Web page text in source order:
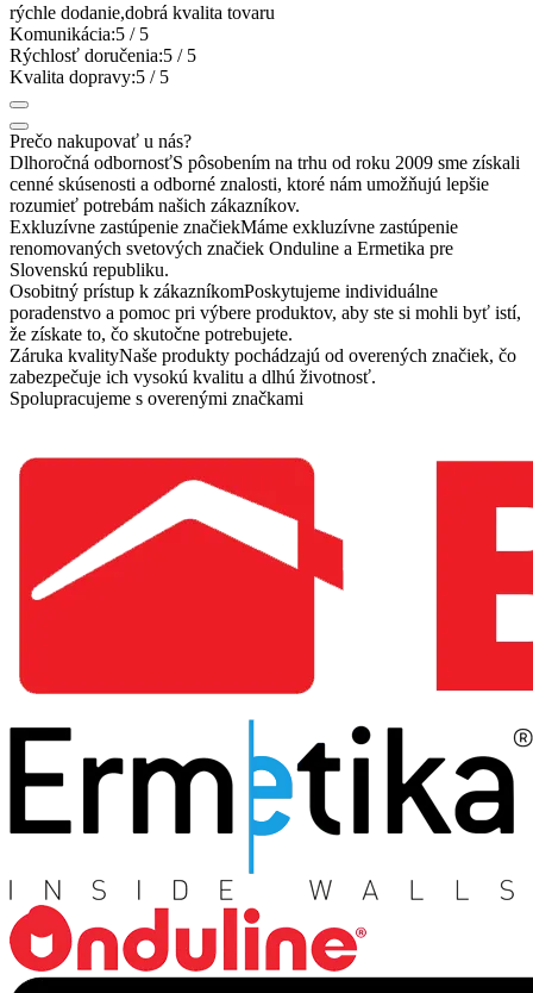
rýchle dodanie,dobrá kvalita tovaru
Komunikácia:5 / 5
Rýchlosť doručenia:5 / 5
Kvalita dopravy:5 / 5
Prečo nakupovať u nás?
Dlhoročná odbornosťS pôsobením na trhu od roku 2009 sme získali
cenné skúsenosti a odborné znalosti, ktoré nám umožňujú lepšie
rozumieť potrebám našich zákazníkov.
Exkluzívne zastúpenie značiekMáme exkluzívne zastúpenie
renomovaných svetových značiek Onduline a Ermetika pre
Slovenskú republiku.
Osobitný prístup k zákazníkomPoskytujeme individuálne
poradenstvo a pomoc pri výbere produktov, aby ste si mohli byť istí,
že získate to, čo skutočne potrebujete.
Záruka kvalityNaše produkty pochádzajú od overených značiek, čo
zabezpečuje ich vysokú kvalitu a dlhú životnosť.
Spolupracujeme s overenými značkami